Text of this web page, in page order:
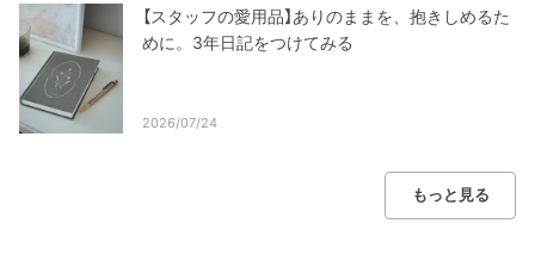
【スタッフの愛用品】ありのままを、抱きしめるた
めに。3年日記をつけてみる
2026/07/24
もっと見る